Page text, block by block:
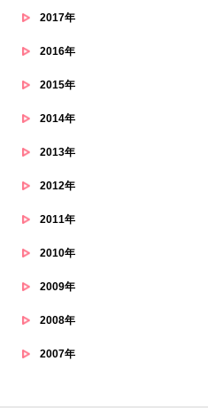
2017年
2016年
2015年
2014年
2013年
2012年
2011年
2010年
2009年
2008年
2007年